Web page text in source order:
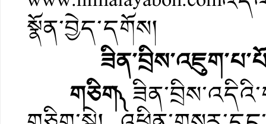
སྣོན་བྱེད་དགོས།
གཅིག༽